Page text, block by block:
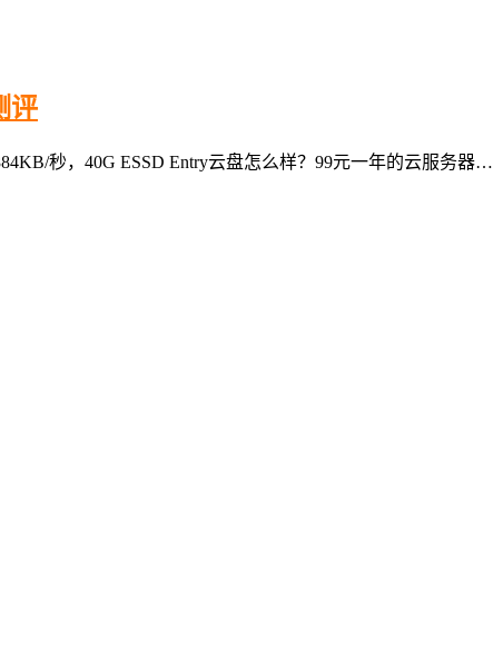
评
秒，40G ESSD Entry云盘怎么样？99元一年的云服务器…